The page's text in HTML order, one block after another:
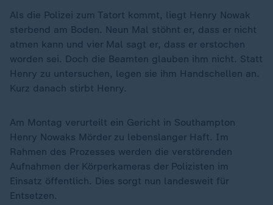
Als die Polizei zum Tatort kommt, liegt Henry Nowak
sterbend am Boden. Neun Mal stöhnt er, dass er nicht
atmen kann und vier Mal sagt er, dass er erstochen
worden sei. Doch die Beamten glauben ihm nicht. Statt
Henry zu untersuchen, legen sie ihm Handschellen an.
Kurz danach stirbt Henry.
Am Montag verurteilt ein Gericht in Southampton
Henry Nowaks Mörder zu lebenslanger Haft. Im
Rahmen des Prozesses werden die verstörenden
Aufnahmen der Körperkameras der Polizisten im
Einsatz öffentlich. Dies sorgt nun landesweit für
Entsetzen.